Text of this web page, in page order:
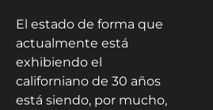
El estado de forma que
actualmente está
exhibiendo el
californiano de 30 años
está siendo, por mucho,